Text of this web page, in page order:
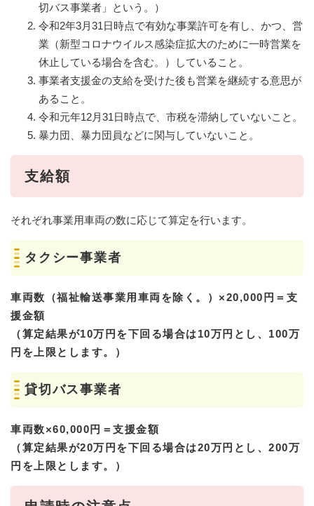
切バス事業者」という。）
令和2年3月31日時点で有効な事業許可を有し、かつ、営
業（新型コロナウイルス感染症拡大のために一時営業を
休止している場合を含む。）していること。
事業者支援金の支給を受けた後も営業を継続する意思が
あること。
令和元年12月31日時点で、市税を滞納していないこと。
暴力団、暴力団員などに関与していないこと。
支給額
それぞれ事業用車両の数に応じて算定を行います。
タクシー事業者
車両数（福祉輸送事業用車両を除く。）×20,000円＝支
援金額
（算定結果が10万円を下回る場合は10万円とし、100万
円を上限とします。）
貸切バス事業者
車両数×60,000円＝支援金額
（算定結果が20万円を下回る場合は20万円とし、200万
円を上限とします。）